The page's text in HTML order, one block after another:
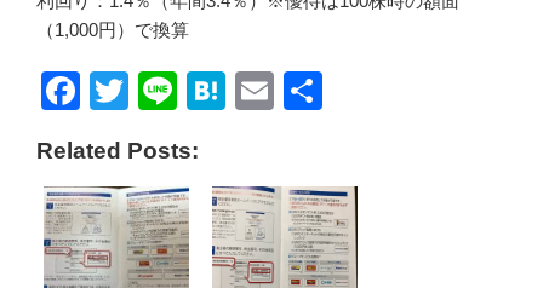
（1,000円）で換算
F
c
e
b
T
tt
er
Li
e
H
n
a
E
Related Posts: